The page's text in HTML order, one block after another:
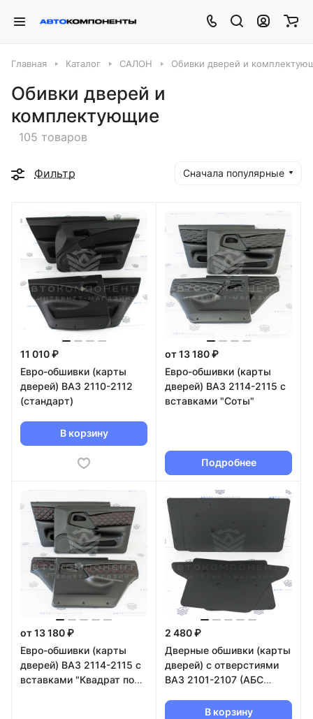
Главная Каталог САЛОН Обивки дверей и
Обивки дверей и
комплектующие
105 товаров
Фильтр Сначала популярные
11 010 ₽
Евро-обшивки (карты
дверей) ВАЗ 2110-2112
(стандарт)
В корзину
от 13 180 ₽
Евро-обшивки (карты
дверей) ВАЗ 2114-2115 с
вставками "Соты"
Подробнее
от 13 180 ₽
Евро-обшивки (карты
дверей) ВАЗ 2114-2115 с
вставками "Квадрат по
2 480 ₽
Дверные обшивки (карты
дверей) с отверстиями
ВАЗ 2101-2107 (АБС
В корзину